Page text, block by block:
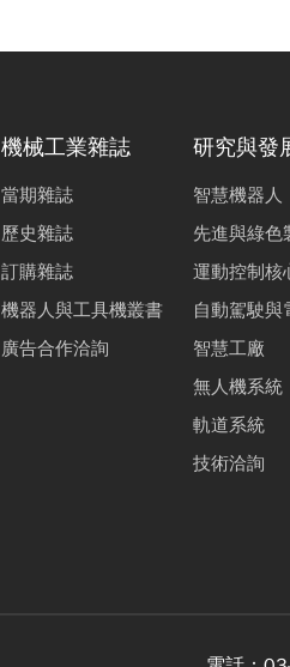
機械工業雜誌
當期雜誌
歷史雜誌
訂購雜誌
機器人與工具機叢書
廣告合作洽詢
研究與發
智慧機器人
先進與綠色
運動控制核
自動駕駛與
智慧工廠
無人機系統
軌道系統
技術洽詢